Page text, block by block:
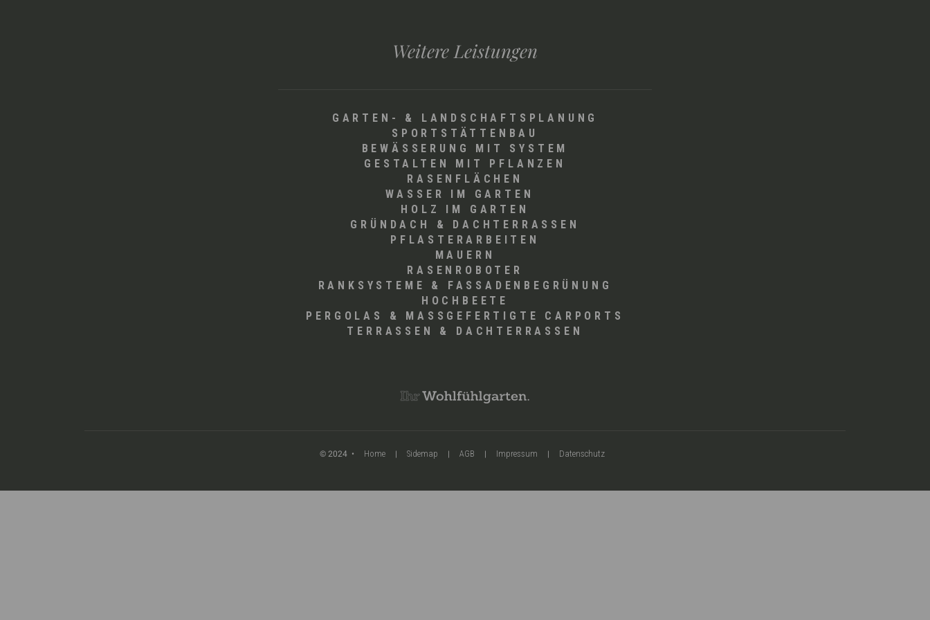
Weitere Leistungen
GARTEN- & LANDSCHAFTSPLANUNG
SPORTSTÄTTENBAU
BEWÄSSERUNG MIT SYSTEM
GESTALTEN MIT PFLANZEN
RASENFLÄCHEN
WASSER IM GARTEN
HOLZ IM GARTEN
GRÜNDACH & DACHTERRASSEN
PFLASTERARBEITEN
MAUERN
RASENROBOTER
RANKSYSTEME & FASSADENBEGRÜNUNG
HOCHBEETE
PERGOLAS & MASSGEFERTIGTE CARPORTS
TERRASSEN & DACHTERRASSEN
© 2024 • Home | Sidemap | AGB | Impressum | Datenschutz